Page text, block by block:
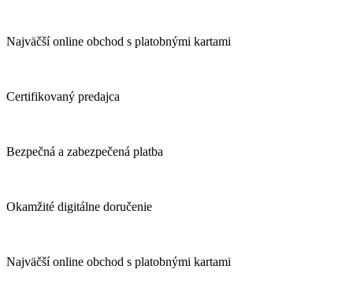
Najväčší online obchod s platobnými kartami
Certifikovaný predajca
Bezpečná a zabezpečená platba
Okamžité digitálne doručenie
Najväčší online obchod s platobnými kartami